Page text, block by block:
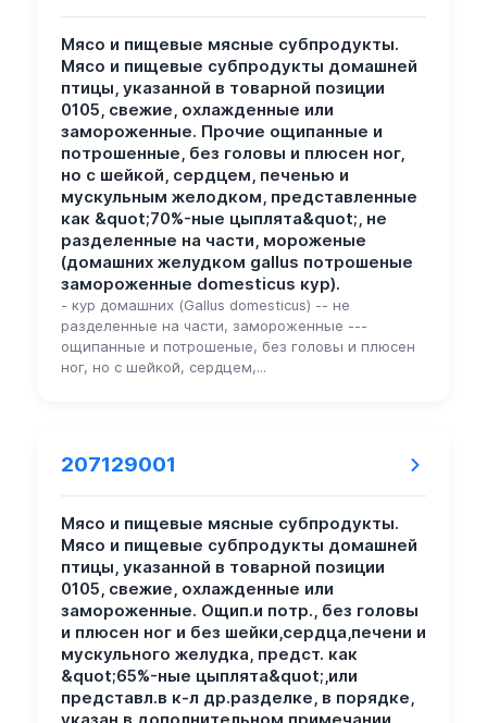
Мясо и пищевые мясные субпродукты.
Мясо и пищевые субпродукты домашней
птицы, указанной в товарной позиции
0105, свежие, охлажденные или
замороженные. Прочие ощипанные и
потрошенные, без головы и плюсен ног,
но с шейкой, сердцем, печенью и
мускульным желодком, представленные
как &quot;70%-ные цыплята&quot;, не
разделенные на части, мороженые
(домашних желудком gallus потрошеные
замороженные domesticus кур).
- кур домашних (Gallus domesticus) -- не
разделенные на части, замороженные ---
ощипанные и потрошеные, без головы и плюсен
ног, но с шейкой, сердцем,...
207129001
Мясо и пищевые мясные субпродукты.
Мясо и пищевые субпродукты домашней
птицы, указанной в товарной позиции
0105, свежие, охлажденные или
замороженные. Ощип.и потр., без головы
и плюсен ног и без шейки,сердца,печени и
мускульного желудка, предст. как
&quot;65%-ные цыплята&quot;,или
представл.в к-л др.разделке, в порядке,